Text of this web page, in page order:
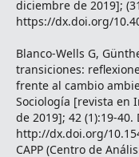
diciembre de 2019];
https://dx.doi.org/
Blanco-Wells G,
transiciones:
frente al cambio
Sociología [revista en
de 2019]; 42 (1):19-
http://dx.doi.org/
CAPP (Centro de